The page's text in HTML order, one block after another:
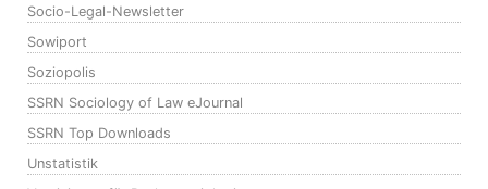
Socio-Legal-Newsletter
Sowiport
Soziopolis
SSRN Sociology of Law eJournal
SSRN Top Downloads
Unstatistik